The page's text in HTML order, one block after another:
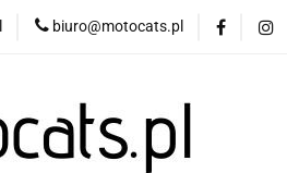
biuro@motocats.pl
Twój motocykl
Wydechy motocyklowe